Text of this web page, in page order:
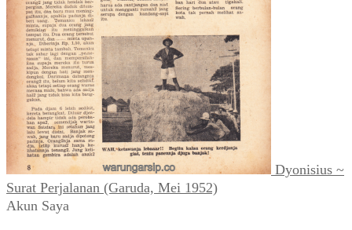
Dyonisius ~
Surat Perjalanan (Garuda, Mei 1952)
Akun Saya